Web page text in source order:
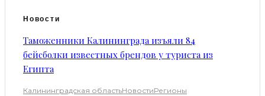
Новости
Таможенники Калининграда изъяли 84
бейсболки известных брендов у туриста из
Египта
Калининградская областьНовостиРегионы